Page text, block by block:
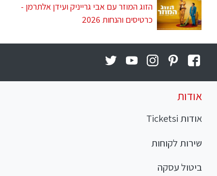
הזוג המוזר עם אבי גרייניק ועידן אלתרמן -
כרטיסים והנחות 2026
אודות
אודות Ticketsi
שירות לקוחות
ביטול עסקה